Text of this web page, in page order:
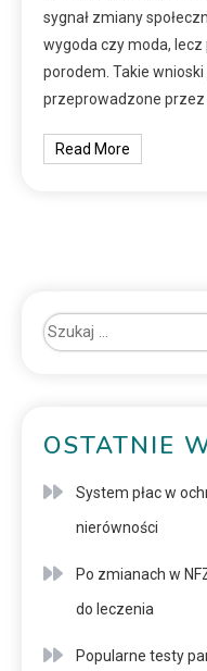
sygnał zmiany
wygoda czy moda,
porodem. Takie
przeprowadzone przez
Read More
OSTATNIE
System płac w
nierówności
Po zmianach w
do leczenia
Popularne testy